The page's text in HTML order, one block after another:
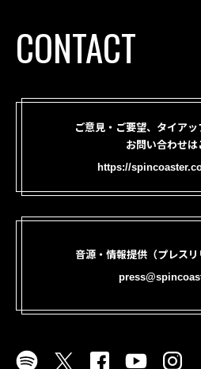
CONTACT
ご意見・ご要望、タイア
お問い合わせは
https://
音源・情報提供（プレス